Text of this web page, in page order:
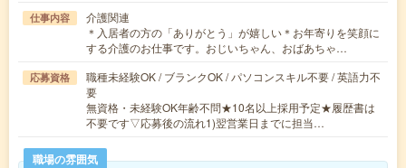
仕事内容
介護関連
＊入居者の方の「ありがとう」が嬉しい＊お年寄りを笑顔に
する介護のお仕事です。おじいちゃん、おばあちゃ…
応募資格
職種未経験OK / ブランクOK / パソコンスキル不要 / 英語力不
要
無資格・未経験OK年齢不問★10名以上採用予定★履歴書は
不要です▽応募後の流れ1)翌営業日までに担当…
職場の雰囲気